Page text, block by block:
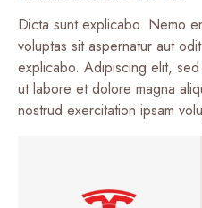
Dicta sunt explicabo. Nemo
voluptas sit aspernatur aut
explicabo. Adipiscing elit,
ut labore et dolore magna
nostrud exercitation ipsam